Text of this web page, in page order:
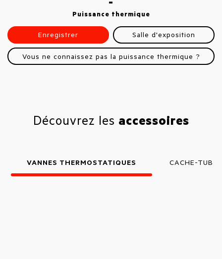
Puissance thermique
Enregistrer Salle d'exposition
Vous ne connaissez pas la puissance thermique ?
Découvrez les accessoires
VANNES THERMOSTATIQUES CACHE-TUBES